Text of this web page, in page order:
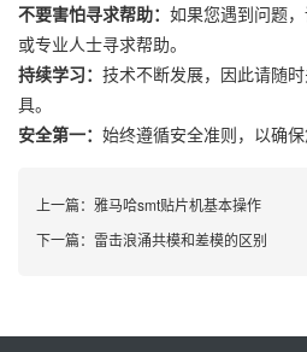
不要害怕寻求帮助： 如果您遇到问题
或专业人士寻求帮助。
持续学习： 技术不断发展，因此请随
具。
安全第一： 始终遵循安全准则，以确保
上一篇： 雅马哈smt贴片机基本操作
下一篇： 雷击浪涌共模和差模的区别